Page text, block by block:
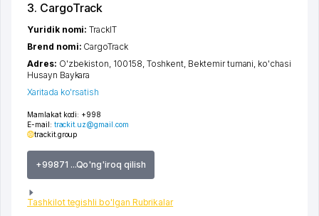
3. CargoTrack
Mamlakat kodi: +998
E-mail: trackit.uz@gmail.com
trackit.group
+99871 ...Qo'ng'iroq qilish
Tashkilot tegishli bo'lgan Rubrikalar
Yuridik nomi:TrackIT
Brend nomi: CargoTrack
Adres: O'zbekiston, 100158, Toshkent, Bektemir tumani, ko'chasi
Husayn Baykara
Xaritada ko'rsatish